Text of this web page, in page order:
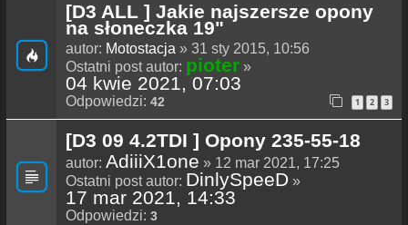
[D3 ALL ] Jakie najszersze opony
na słoneczka 19"
autor: Motostacja » 31 sty 2015, 10:56
Ostatni post autor: pioter »
04 kwie 2021, 07:03
Odpowiedzi: 42 1 2 3
[D3 09 4.2TDI ] Opony 235-55-18
autor: AdiiiX1one » 12 mar 2021, 17:25
Ostatni post autor: DinlySpeeD »
17 mar 2021, 14:33
Odpowiedzi: 3